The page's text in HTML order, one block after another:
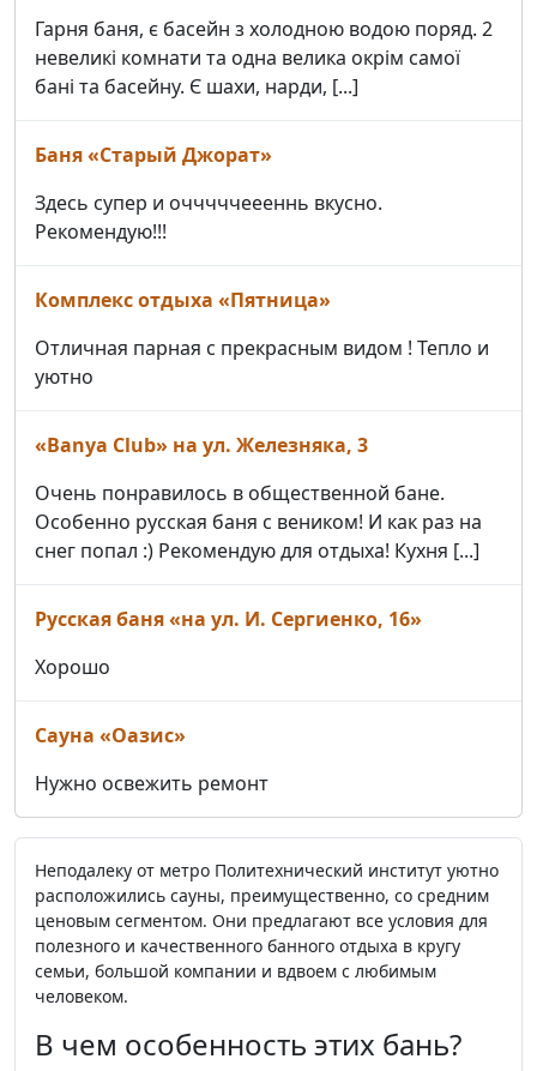
Неподалеку от метро Политехнический институт уютно
расположились сауны, преимущественно, со средним
ценовым сегментом. Они предлагают все условия для
полезного и качественного банного отдыха в кругу
семьи, большой компании и вдвоем с любимым
человеком.
В чем особенность этих бань?
Гарня баня, є басейн з холодною водою поряд. 2
невеликі комнати та одна велика окрім самої
бані та басейну. Є шахи, нарди, [...]
Баня «Старый Джорат»
Здесь супер и очччччеееннь вкусно.
Рекомендую!!!
Комплекс отдыха «Пятница»
Отличная парная с прекрасным видом ! Тепло и
уютно
«Banya Club» на ул. Железняка, 3
Очень понравилось в общественной бане.
Особенно русская баня с веником! И как раз на
снег попал :) Рекомендую для отдыха! Кухня [...]
Русская баня «на ул. И. Сергиенко, 16»
Хорошо
Сауна «Оазис»
Нужно освежить ремонт